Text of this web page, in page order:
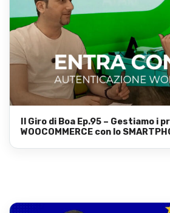
Il Giro di Boa Ep.95 – Gestiamo i
WOOCOMMERCE con lo